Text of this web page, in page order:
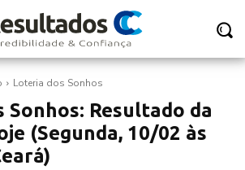
Loteria dos Sonhos
Sonhos: Resultado da
(Segunda, 10/02 às